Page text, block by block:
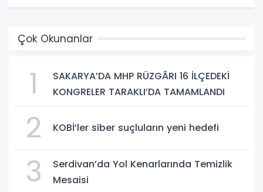
Çok Okunanlar
1
SAKARYA’DA MHP RÜZGÂRI 16 İLÇEDEKİ
KONGRELER TARAKLI’DA TAMAMLANDI
2 KOBİ’ler siber suçluların yeni hedefi
3
Serdivan’da Yol Kenarlarında Temizlik
Mesaisi